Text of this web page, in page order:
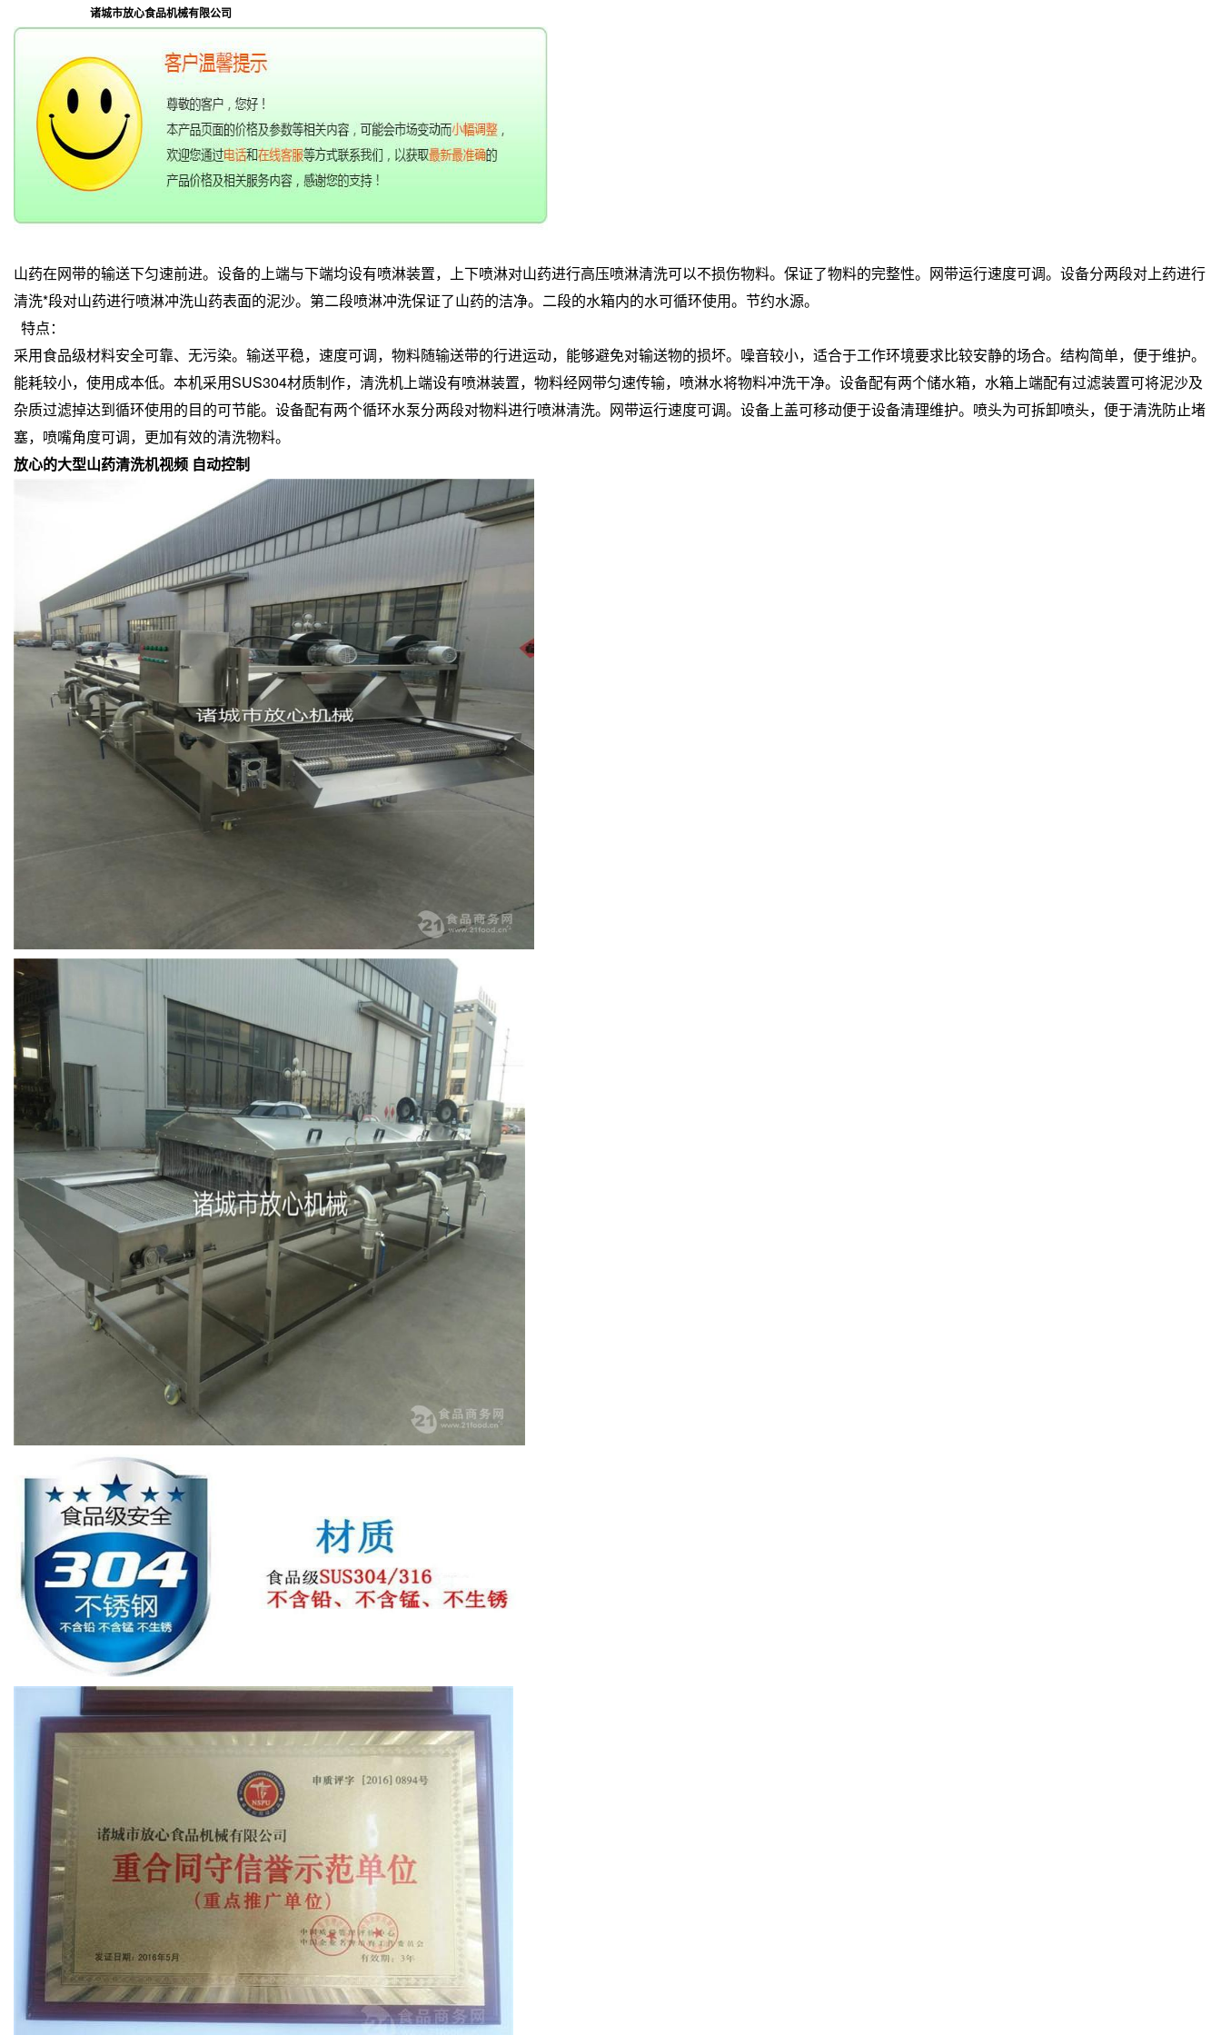
诸城市放心食品机械有限公司
山药在网带的输送下匀速前进。设备的上端与下端均设有喷淋装置，上下喷淋对山药进行高压喷淋清洗可以不损伤物料。保证了物料的完整性。网带运行速度可调。设备分两段对上药进行
清洗*段对山药进行喷淋冲洗山药表面的泥沙。第二段喷淋冲洗保证了山药的洁净。二段的水箱内的水可循环使用。节约水源。
特点：
采用食品级材料安全可靠、无污染。输送平稳，速度可调，物料随输送带的行进运动，能够避免对输送物的损坏。噪音较小，适合于工作环境要求比较安静的场合。结构简单，便于维护。
能耗较小，使用成本低。 本机采用SUS304材质制作，清洗机上端设有喷淋装置，物料经网带匀速传输，喷淋水将物料冲洗干净。设备配有两个储水箱，水箱上端配有过滤装置可将泥沙及
杂质过滤掉达到循环使用的目的可节能。设备配有两个循环水泵分两段对物料进行喷淋清洗。网带运行速度可调。设备上盖可移动便于设备清理维护。喷头为可拆卸喷头，便于清洗防止堵
塞，喷嘴角度可调，更加有效的清洗物料。
放心的大型山药清洗机视频 自动控制